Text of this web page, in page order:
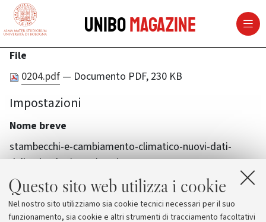
Questo sito web utilizza i cookie
Nel nostro sito utilizziamo sia cookie tecnici necessari per il suo
funzionamento, sia cookie e altri strumenti di tracciamento facoltativi
vai al contenuto della pagina
UniboMagazine
File
0204.pdf — Documento PDF, 230 KB
Impostazioni
Nome breve
stambecchi-e-cambiamento-climatico-nuovi-dati-
dallarcheologia-preistorica